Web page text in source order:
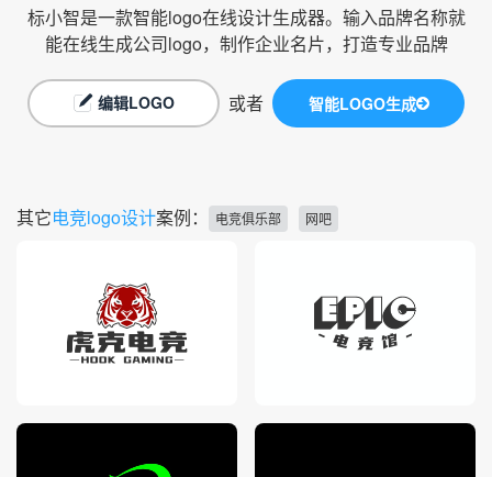
标小智是一款智能logo在线设计生成器。输入品牌名称就
能在线生成公司logo，制作企业名片，打造专业品牌
编辑LOGO 或者 智能LOGO生成
其它电竞logo设计案例： 电竞俱乐部 网吧